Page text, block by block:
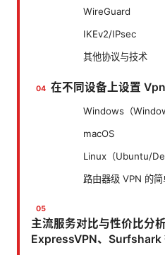
WireGuard
IKEv2/IPsec
其他协议与技术
在不同设备上设置
Windows（
macOS
Linux（Ubuntu/
路由器级 VPN 的
主流服务对比与性价比分
ExpressVPN、Surfshark